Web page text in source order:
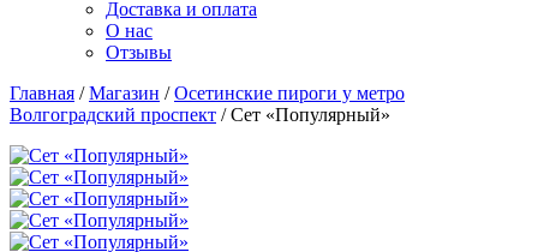
Доставка и оплата
О нас
Отзывы
Главная /Магазин /Осетинские пироги у метро
Волгоградский проспект /Сет «Популярный»